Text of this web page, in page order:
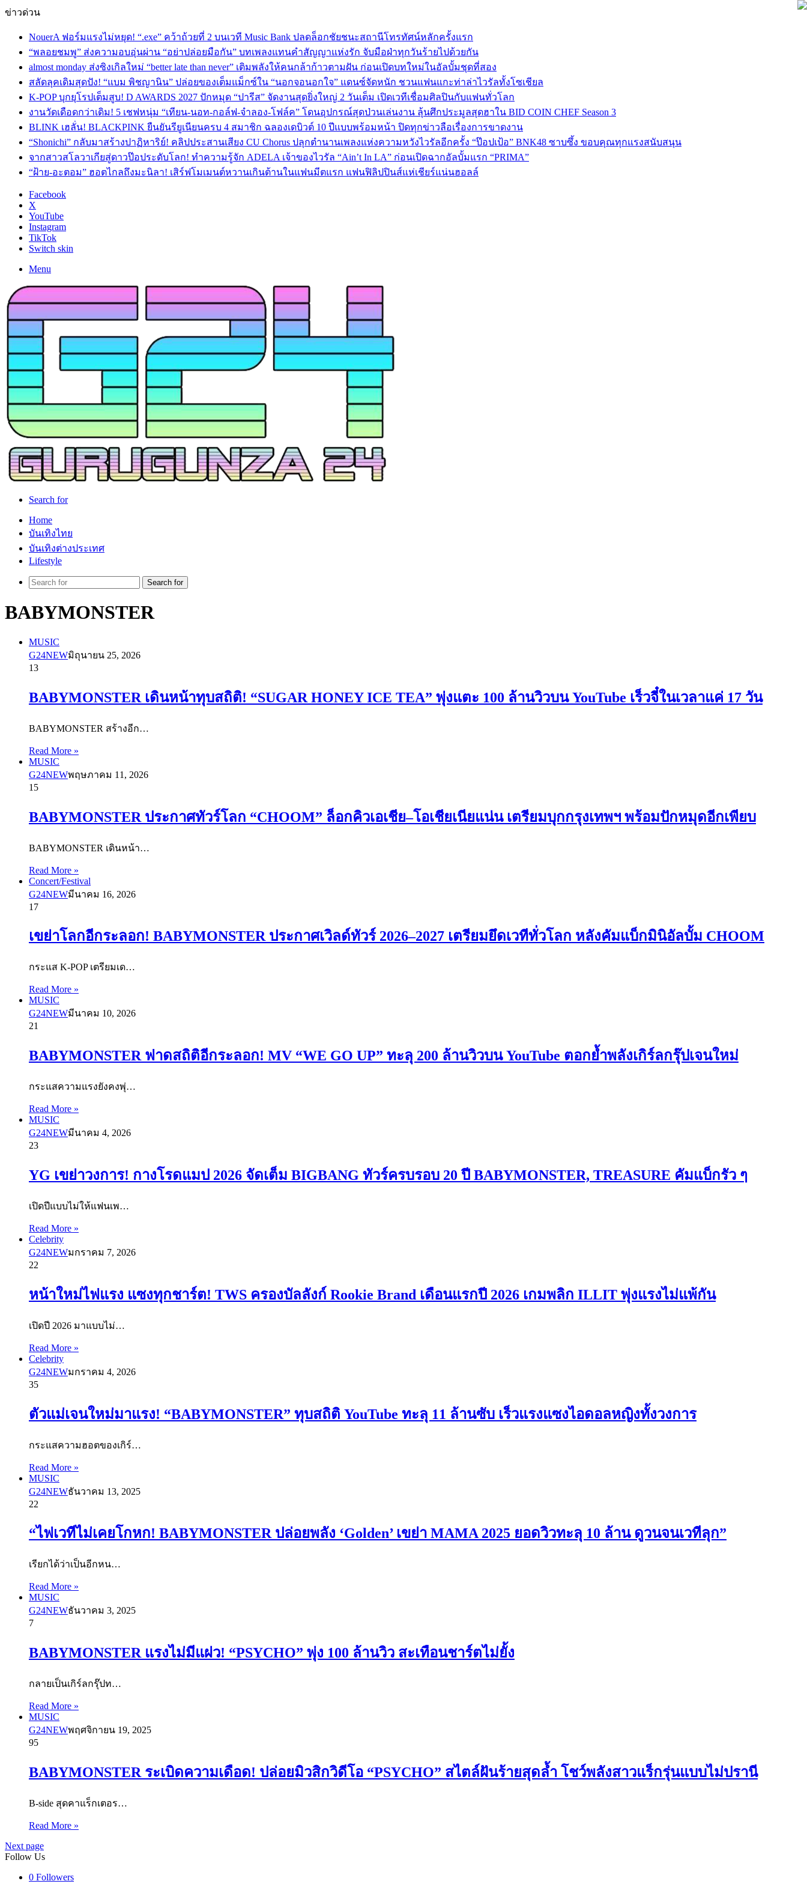
ข่าวด่วน
NouerA ฟอร์มแรงไม่หยุด! “.exe” คว้าถ้วยที่ 2 บนเวที Music Bank ปลดล็อกชัยชนะสถานีโทรทัศน์หลักครั้งแรก
“พลอยชมพู” ส่งความอบอุ่นผ่าน “อย่าปล่อยมือกัน” บทเพลงแทนคำสัญญาแห่งรัก จับมือฝ่าทุกวันร้ายไปด้วยกัน
almost monday ส่งซิงเกิลใหม่ “better late than never” เติมพลังให้คนกล้าก้าวตามฝัน ก่อนเปิดบทใหม่ในอัลบั้มชุดที่สอง
สลัดลุคเดิมสุดปัง! “แบม พิชญานิน” ปล่อยของเต็มแม็กซ์ใน “นอกจอนอกใจ” แดนซ์จัดหนัก ชวนแฟนแกะท่าล่าไวรัลทั้งโซเชียล
K-POP บุกยุโรปเต็มสูบ! D AWARDS 2027 ปักหมุด “ปารีส” จัดงานสุดยิ่งใหญ่ 2 วันเต็ม เปิดเวทีเชื่อมศิลปินกับแฟนทั่วโลก
งานวัดเดือดกว่าเดิม! 5 เชฟหนุ่ม “เทียน-นอท-กอล์ฟ-จำลอง-โฟล์ค” โดนอุปกรณ์สุดป่วนเล่นงาน ลุ้นศึกประมูลสุดฮาใน BID COIN CHEF Season 3
BLINK เฮลั่น! BLACKPINK ยืนยันรียูเนียนครบ 4 สมาชิก ฉลองเดบิวต์ 10 ปีแบบพร้อมหน้า ปิดทุกข่าวลือเรื่องการขาดงาน
“Shonichi” กลับมาสร้างปาฏิหาริย์! คลิปประสานเสียง CU Chorus ปลุกตำนานเพลงแห่งความหวังไวรัลอีกครั้ง “ป๊อปเป้อ” BNK48 ซาบซึ้ง ขอบคุณทุกแรงสนับสนุน
จากสาวสโลวาเกียสู่ดาวป๊อประดับโลก! ทำความรู้จัก ADELA เจ้าของไวรัล “Ain’t In LA” ก่อนเปิดฉากอัลบั้มแรก “PRIMA”
“ฝ้าย-อะตอม” ฮอตไกลถึงมะนิลา! เสิร์ฟโมเมนต์หวานเกินต้านในแฟนมีตแรก แฟนฟิลิปปินส์แห่เชียร์แน่นฮอลล์
Facebook
X
YouTube
Instagram
TikTok
Switch skin
Menu
Search for
Home
บันเทิงไทย
บันเทิงต่างประเทศ
Lifestyle
Search for
BABYMONSTER
MUSIC
G24NEWมิถุนายน 25, 2026
13
BABYMONSTER เดินหน้าทุบสถิติ! “SUGAR HONEY ICE TEA” พุ่งแตะ 100 ล้านวิวบน YouTube เร็วจี๋ในเวลาแค่ 17 วัน
BABYMONSTER สร้างอีก…
Read More »
MUSIC
G24NEWพฤษภาคม 11, 2026
15
BABYMONSTER ประกาศทัวร์โลก “CHOOM” ล็อกคิวเอเชีย–โอเชียเนียแน่น เตรียมบุกกรุงเทพฯ พร้อมปักหมุดอีกเพียบ
BABYMONSTER เดินหน้า…
Read More »
Concert/Festival
G24NEWมีนาคม 16, 2026
17
เขย่าโลกอีกระลอก! BABYMONSTER ประกาศเวิลด์ทัวร์ 2026–2027 เตรียมยึดเวทีทั่วโลก หลังคัมแบ็กมินิอัลบั้ม CHOOM
กระแส K-POP เตรียมเด…
Read More »
MUSIC
G24NEWมีนาคม 10, 2026
21
BABYMONSTER ฟาดสถิติอีกระลอก! MV “WE GO UP” ทะลุ 200 ล้านวิวบน YouTube ตอกย้ำพลังเกิร์ลกรุ๊ปเจนใหม่
กระแสความแรงยังคงพุ่…
Read More »
MUSIC
G24NEWมีนาคม 4, 2026
23
YG เขย่าวงการ! กางโรดแมป 2026 จัดเต็ม BIGBANG ทัวร์ครบรอบ 20 ปี BABYMONSTER, TREASURE คัมแบ็กรัว ๆ
เปิดปีแบบไม่ให้แฟนเพ…
Read More »
Celebrity
G24NEWมกราคม 7, 2026
22
หน้าใหม่ไฟแรง แซงทุกชาร์ต! TWS ครองบัลลังก์ Rookie Brand เดือนแรกปี 2026 เกมพลิก ILLIT พุ่งแรงไม่แพ้กัน
เปิดปี 2026 มาแบบไม่…
Read More »
Celebrity
G24NEWมกราคม 4, 2026
35
ตัวแม่เจนใหม่มาแรง! “BABYMONSTER” ทุบสถิติ YouTube ทะลุ 11 ล้านซับ เร็วแรงแซงไอดอลหญิงทั้งวงการ
กระแสความฮอตของเกิร์…
Read More »
MUSIC
G24NEWธันวาคม 13, 2025
22
“ไฟเวทีไม่เคยโกหก! BABYMONSTER ปล่อยพลัง ‘Golden’ เขย่า MAMA 2025 ยอดวิวทะลุ 10 ล้าน ดูวนจนเวทีลุก”
เรียกได้ว่าเป็นอีกหน…
Read More »
MUSIC
G24NEWธันวาคม 3, 2025
7
BABYMONSTER แรงไม่มีแผ่ว! “PSYCHO” พุ่ง 100 ล้านวิว สะเทือนชาร์ตไม่ยั้ง
กลายเป็นเกิร์ลกรุ๊ปท…
Read More »
MUSIC
G24NEWพฤศจิกายน 19, 2025
95
BABYMONSTER ระเบิดความเดือด! ปล่อยมิวสิกวิดีโอ “PSYCHO” สไตล์ฝันร้ายสุดล้ำ โชว์พลังสาวแร็กรุ่นแบบไม่ปรานี
B-side สุดคาแร็กเตอร…
Read More »
Next page
Follow Us
0 Followers